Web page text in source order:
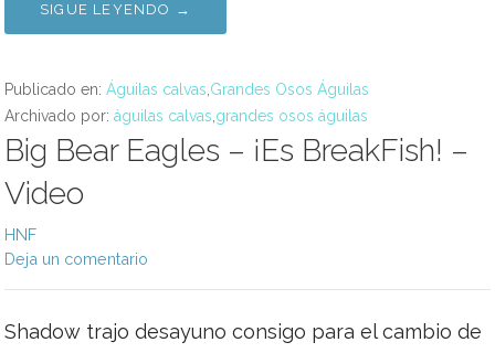
SIGUE LEYENDO →
Publicado en: Águilas calvas Grandes Osos Águilas
Archivado por: águilas calvas grandes osos águilas
Big Bear Eagles – ¡Es BreakFish! –
Video
HNF
Deja un comentario
Shadow trajo desayuno consigo para el cambio de